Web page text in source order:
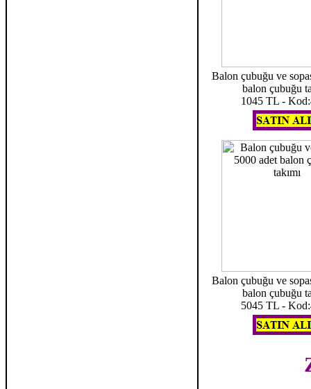
Balon çubuğu ve
balon çubuğu
1045 TL -
Balon çubuğu ve
balon çubuğu
5045 TL -